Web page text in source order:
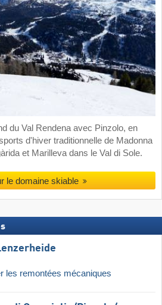
du Val Rendena avec Pinzolo, en
d'hiver traditionnelle de Madonna
et Marilleva dans le Val di Sole.
le domaine skiable
les remontées mécaniques